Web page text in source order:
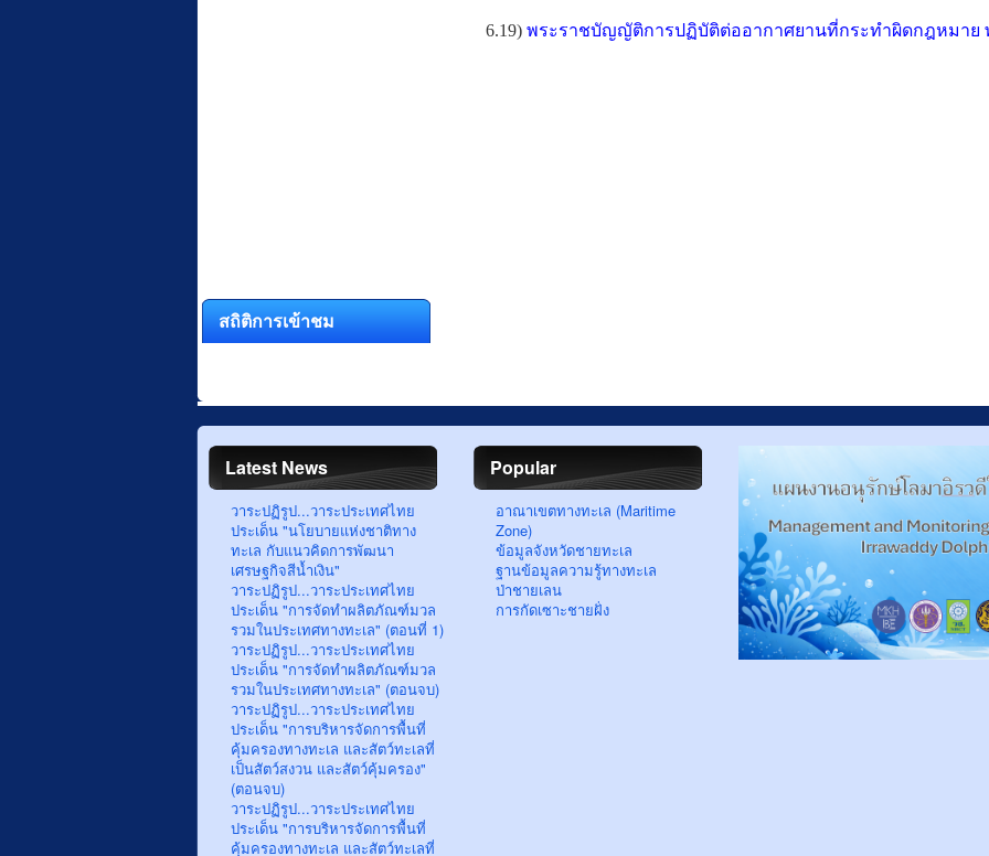
สถิติการเข้าชม
6.19) พระราชบัญญัติการปฏิบัติต่ออากาศยานที่กระทำผิดกฎหมาย
Latest News
วาระปฏิรูป...วาระประเทศไทย
ประเด็น "นโยบายแห่งชาติทาง
ทะเล กับแนวคิดการพัฒนา
เศรษฐกิจสีน้ำเงิน"
วาระปฏิรูป...วาระประเทศไทย
ประเด็น "การจัดทำผลิตภัณฑ์มวล
รวมในประเทศทางทะเล" (ตอนที่ 1)
วาระปฏิรูป...วาระประเทศไทย
ประเด็น "การจัดทำผลิตภัณฑ์มวล
รวมในประเทศทางทะเล" (ตอนจบ)
วาระปฏิรูป...วาระประเทศไทย
ประเด็น "การบริหารจัดการพื้นที่
คุ้มครองทางทะเล และสัตว์ทะเลที่
เป็นสัตว์สงวน และสัตว์คุ้มครอง"
(ตอนจบ)
วาระปฏิรูป...วาระประเทศไทย
ประเด็น "การบริหารจัดการพื้นที่
คุ้มครองทางทะเล และสัตว์ทะเลที่
Popular
อาณาเขตทางทะเล (Maritime
Zone)
ข้อมูลจังหวัดชายทะเล
ฐานข้อมูลความรู้ทางทะเล
ป่าชายเลน
การกัดเซาะชายฝั่ง